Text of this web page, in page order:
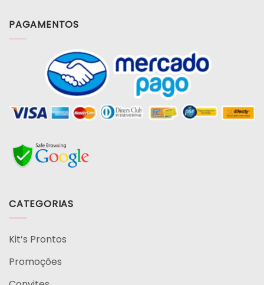
PAGAMENTOS
CATEGORIAS
Kit’s Prontos
Promoções